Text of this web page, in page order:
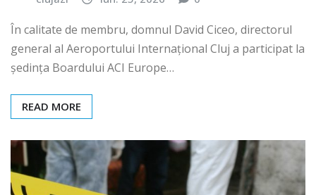
clujazi iun. 25, 2026 0
În calitate de membru, domnul David Ciceo, directorul
general al Aeroportului Internațional Cluj a participat la
ședința Boardului ACI Europe…
READ MORE